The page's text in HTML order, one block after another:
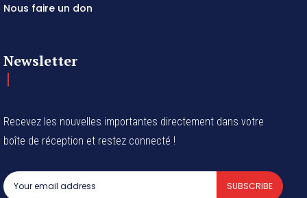
Nous faire un don
Newsletter
Recevez les nouvelles importantes directement dans votre
boîte de réception et restez connecté !
SUBSCRIBE